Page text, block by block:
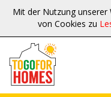
Mit der Nutzung unserer
von Cookies zu